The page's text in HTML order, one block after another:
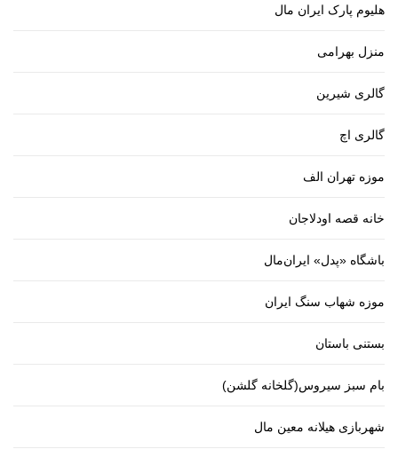
هلیوم پارک ایران مال
منزل بهرامی
گالری شیرین
گالری اچ
موزه تهران الف
خانه قصه اودلاجان
باشگاه «پدل» ایران‌مال
موزه شهاب سنگ ایران
بستنی باستان
بام سبز سیروس(گلخانه گلشن)
شهربازی هیلانه معین مال